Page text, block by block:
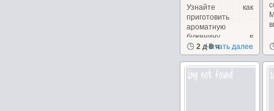
Узнайте как
приготовить
ароматную
буженину в
домашних
условиях!Вкус
2 д 8 ч
Читать далее